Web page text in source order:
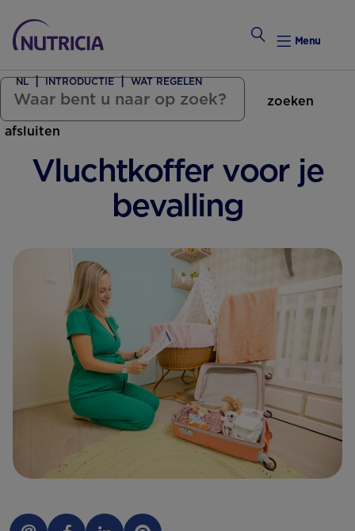
Zwanger Worden
Menu
zoeken
afsluiten
Vluchtkoffer voor je
bevalling
NL INTRODUCTIE WAT REGELEN